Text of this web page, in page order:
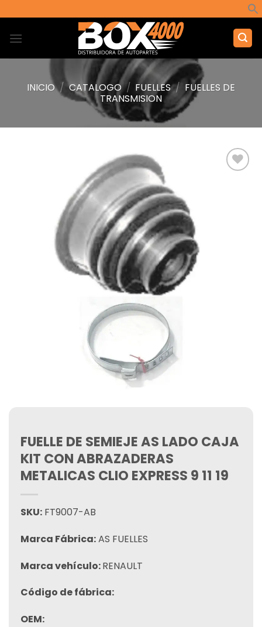
al
contenido
INICIO / CATALOGO / FUELLES / FUELLES DE
TRANSMISION
FUELLE DE SEMIEJE AS LADO CAJA
KIT CON ABRAZADERAS
METALICAS CLIO EXPRESS 9 11 19
SKU: FT9007-AB
Marca Fábrica:AS FUELLES
Marca vehículo:RENAULT
Código de fábrica:
OEM: